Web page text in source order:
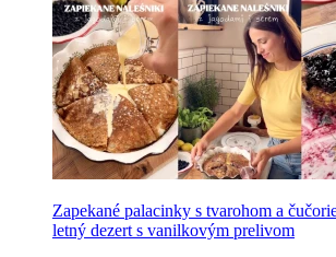
Zapekané palacinky s tvarohom a
letný dezert s vanilkovým prelivom